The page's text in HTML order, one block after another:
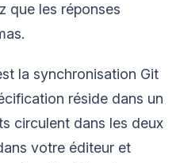
que les réponses
la synchronisation Git
réside dans un
circulent dans les deux
votre éditeur et